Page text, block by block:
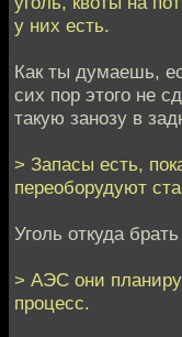
у них есть.
Как ты думаешь,
сих пор этого не
такую занозу в
> Запасы есть,
переоборудуют
Уголь откуда
> АЭС они
процесс.